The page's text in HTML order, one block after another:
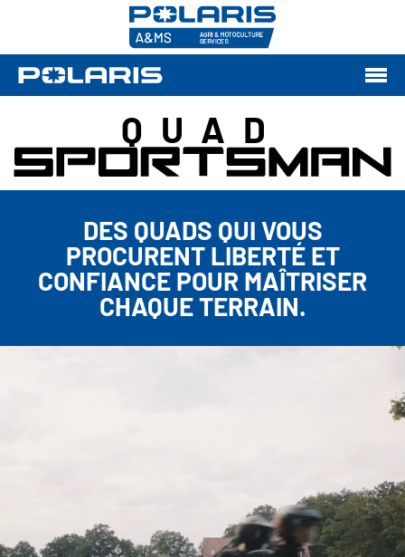
QUAD
DES QUADS QUI VOUS
PROCURENT LIBERTÉ ET
CONFIANCE POUR MAÎTRISER
CHAQUE TERRAIN.